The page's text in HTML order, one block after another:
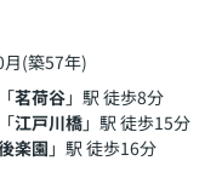
(築57年)
「茗荷谷」駅 徒歩8分
「江戸川橋」駅 徒歩15分
楽園 」駅 徒歩16分